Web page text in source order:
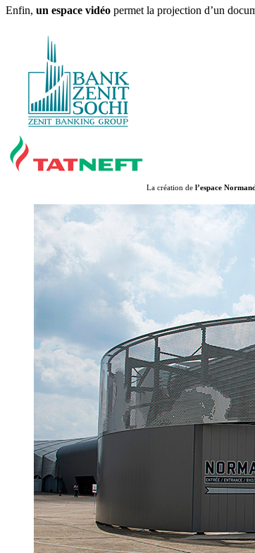
Enfin, un espace vidéo permet la projection d’un
La création de l’espace